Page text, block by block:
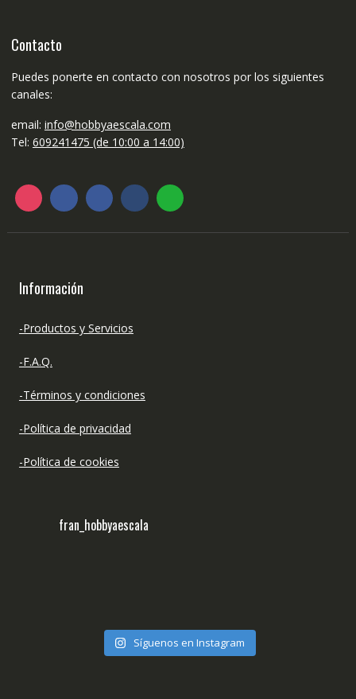
Contacto
Puedes ponerte en contacto con nosotros por los siguientes
canales:
email: info@hobbyaescala.com
Tel: 609241475 (de 10:00 a 14:00)
Información
-Productos y Servicios
-F.A.Q.
-Términos y condiciones
-Política de privacidad
-Política de cookies
fran_hobbyaescala
Síguenos en Instagram